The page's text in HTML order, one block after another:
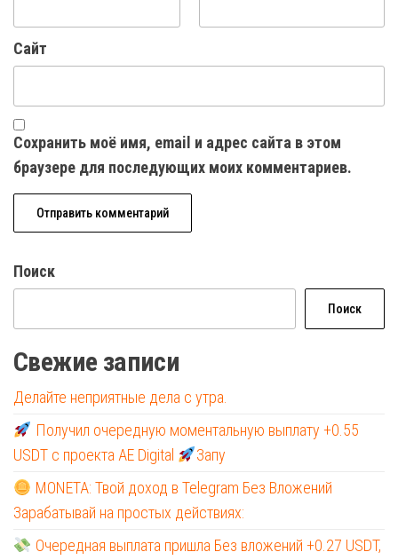
Сайт
Сохранить моё имя, email и адрес сайта в этом
браузере для последующих моих комментариев.
Поиск
Поиск
Свежие записи
Делайте неприятные дела с утра.
Получил очередную моментальную выплату +0.55
USDT с проекта AE Digital
Запу
MONETA: Твой доход в Telegram Без Вложений
Зарабатывай на простых действиях:
Очередная выплата пришла Без вложений +0.27 USDT,